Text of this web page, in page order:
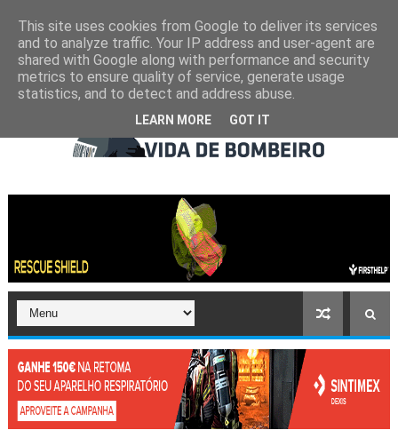
This site uses cookies from Google to deliver its services
and to analyze traffic. Your IP address and user-agent are
shared with Google along with performance and security
metrics to ensure quality of service, generate usage
statistics, and to detect and address abuse.
LEARN MORE GOT IT